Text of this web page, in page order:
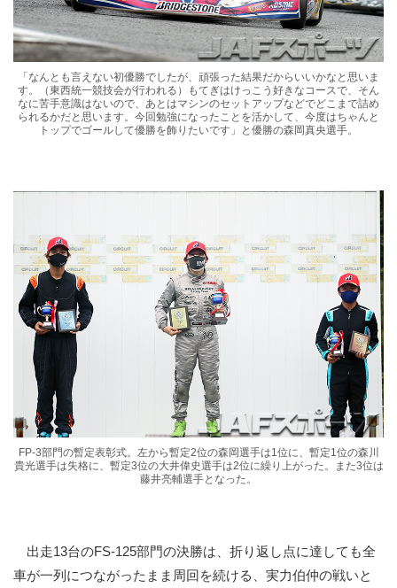
「なんとも言えない初優勝でしたが、頑張った結果だからいいかなと思いま
す。（東西統一競技会が行われる）もてぎはけっこう好きなコースで、そん
なに苦手意識はないので、あとはマシンのセットアップなどでどこまで詰め
られるかだと思います。今回勉強になったことを活かして、今度はちゃんと
トップでゴールして優勝を飾りたいです」と優勝の森岡真央選手。
FP-3部門の暫定表彰式。左から暫定2位の森岡選手は1位に、暫定1位の森川
貴光選手は失格に、暫定3位の大井偉史選手は2位に繰り上がった。また3位は
藤井亮輔選手となった。
出走13台のFS-125部門の決勝は、折り返し点に達しても全
車が一列につながったまま周回を続ける、実力伯仲の戦いと